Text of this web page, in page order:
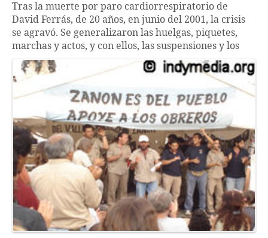
Tras la muerte por paro cardiorrespiratorio de
David Ferrás, de 20 años, en junio del 2001, la crisis
se agravó. Se generalizaron las huelgas, piquetes,
marchas y actos, y con ellos, las suspensiones y los